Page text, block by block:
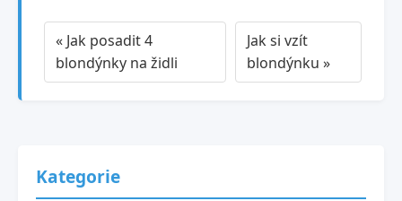
« Jak posadit 4
blondýnky na židli
Jak si vzít
blondýnku »
Kategorie